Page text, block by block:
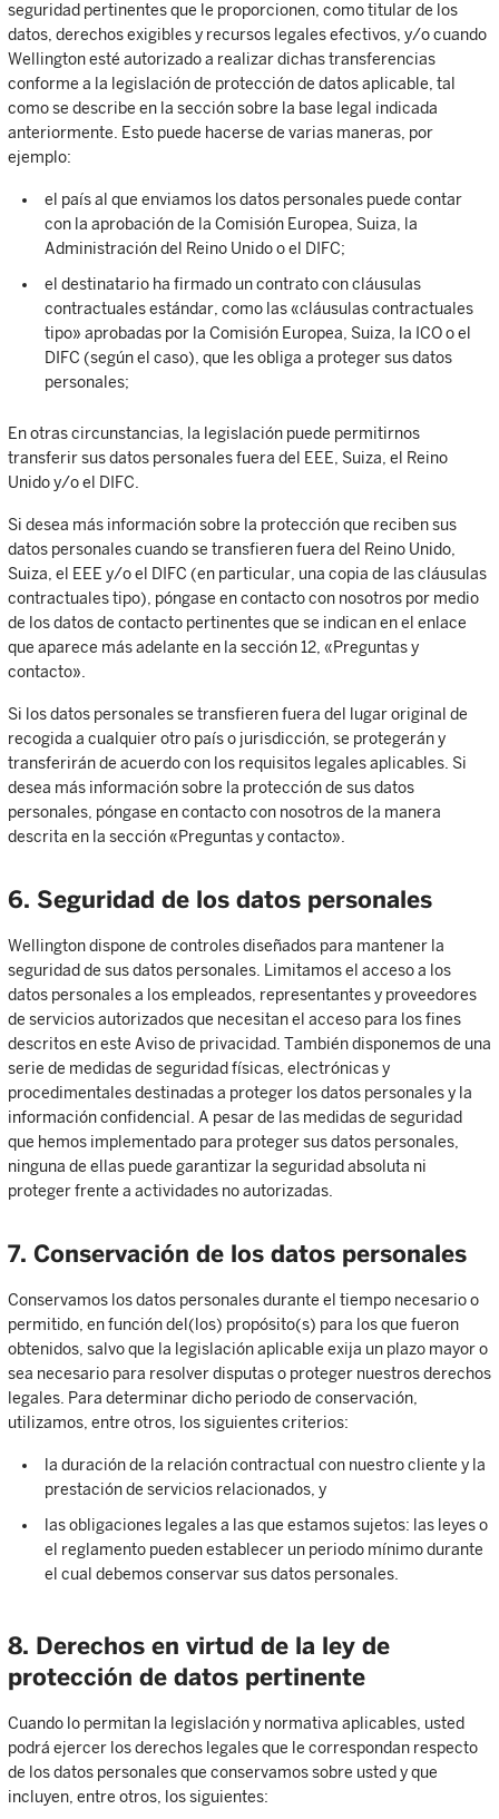
seguridad pertinentes que le proporcionen, como titular de los
datos, derechos exigibles y recursos legales efectivos, y/o cuando
Wellington esté autorizado a realizar dichas transferencias
conforme a la legislación de protección de datos aplicable, tal
como se describe en la sección sobre la base legal indicada
anteriormente. Esto puede hacerse de varias maneras, por
ejemplo:
el país al que enviamos los datos personales puede contar
con la aprobación de la Comisión Europea, Suiza, la
Administración del Reino Unido o el DIFC;
el destinatario ha firmado un contrato con cláusulas
contractuales estándar, como las «cláusulas contractuales
tipo» aprobadas por la Comisión Europea, Suiza, la ICO o el
DIFC (según el caso), que les obliga a proteger sus datos
personales;
En otras circunstancias, la legislación puede permitirnos
transferir sus datos personales fuera del EEE, Suiza, el Reino
Unido y/o el DIFC.
Si desea más información sobre la protección que reciben sus
datos personales cuando se transfieren fuera del Reino Unido,
Suiza, el EEE y/o el DIFC (en particular, una copia de las cláusulas
contractuales tipo), póngase en contacto con nosotros por medio
de los datos de contacto pertinentes que se indican en el enlace
que aparece más adelante en la sección 12, «Preguntas y
contacto».
Si los datos personales se transfieren fuera del lugar original de
recogida a cualquier otro país o jurisdicción, se protegerán y
transferirán de acuerdo con los requisitos legales aplicables. Si
desea más información sobre la protección de sus datos
personales, póngase en contacto con nosotros de la manera
descrita en la sección «Preguntas y contacto».
6. Seguridad de los datos personales
Wellington dispone de controles diseñados para mantener la
seguridad de sus datos personales. Limitamos el acceso a los
datos personales a los empleados, representantes y proveedores
de servicios autorizados que necesitan el acceso para los fines
descritos en este Aviso de privacidad. También disponemos de una
serie de medidas de seguridad físicas, electrónicas y
procedimentales destinadas a proteger los datos personales y la
información confidencial. A pesar de las medidas de seguridad
que hemos implementado para proteger sus datos personales,
ninguna de ellas puede garantizar la seguridad absoluta ni
proteger frente a actividades no autorizadas.
7. Conservación de los datos personales
Conservamos los datos personales durante el tiempo necesario o
permitido, en función del(los) propósito(s) para los que fueron
obtenidos, salvo que la legislación aplicable exija un plazo mayor o
sea necesario para resolver disputas o proteger nuestros derechos
legales. Para determinar dicho periodo de conservación,
utilizamos, entre otros, los siguientes criterios:
la duración de la relación contractual con nuestro cliente y la
prestación de servicios relacionados, y
las obligaciones legales a las que estamos sujetos: las leyes o
el reglamento pueden establecer un periodo mínimo durante
el cual debemos conservar sus datos personales.
8. Derechos en virtud de la ley de
protección de datos pertinente
Cuando lo permitan la legislación y normativa aplicables, usted
podrá ejercer los derechos legales que le correspondan respecto
de los datos personales que conservamos sobre usted y que
incluyen, entre otros, los siguientes: